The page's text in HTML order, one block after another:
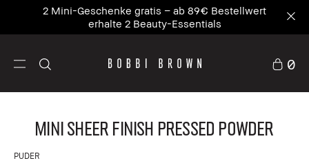
Unsere Nr. 1 Ikone – wo Pflege auf Primer trifft.
NEU Vitamin Enriched Face Base+Entdecke die
neue Ikone
0
Mini Sheer Finish Pressed Powder
PUDER